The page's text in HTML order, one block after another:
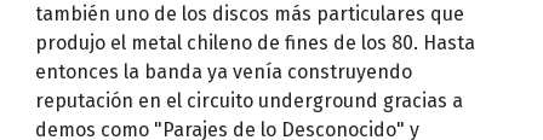
también uno de los discos más particulares que
produjo el metal chileno de fines de los 80. Hasta
entonces la banda ya venía construyendo
reputación en el circuito underground gracias a
demos como "Parajes de lo Desconocido" y